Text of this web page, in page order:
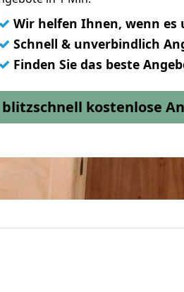
✓ Wir helfen Ihnen, wenn es
✓ Schnell & unverbindlich
✓ Finden Sie das beste
blitzschnell kostenlose